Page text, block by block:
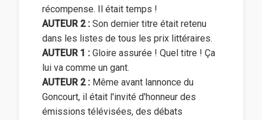
récompense. Il était temps !
AUTEUR 2 : Son dernier titre était retenu
dans les listes de tous les prix littéraires.
AUTEUR 1 : Gloire assurée ! Quel titre ! Ça
lui va comme un gant.
AUTEUR 2 : Même avant lannonce du
Goncourt, il était l'invité d'honneur des
émissions télévisées, des débats